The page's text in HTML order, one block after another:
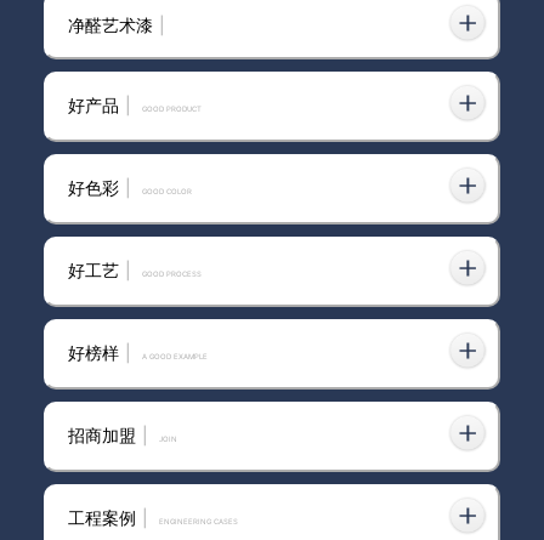
苏州进口艺术漆价格怎么样？让
信阳市进口艺术漆装修效果图
杭州卡百利净醛艺术漆联系方式
环保艺术漆品牌该怎么选？为什
么越来越多人推荐卡百利？
净醛艺术漆
好产品 GOOD PRODUCT
好色彩 GOOD COLOR
好工艺 GOOD PROCESS
好榜样 A GOOD EXAMPLE
招商加盟 join
工程案例 ENGINEERING CASES